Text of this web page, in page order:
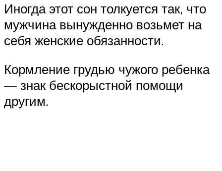
Иногда этот сон толкуется так, что
мужчина вынужденно возьмет на
себя женские обязанности.
Кормление грудью чужого ребенка
— знак бескорыстной помощи
другим.